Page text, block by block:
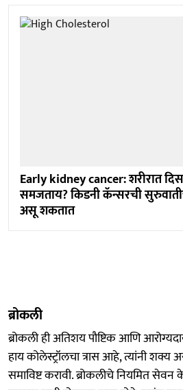
Early kidney cancer: शरीरात
समजताय? किडनी कॅन्सरची
असू शकतात
ब्रोकली
ब्रोकली ही अतिशय पौष्टिक आणि
हाय कोलेस्ट्रॉलचा त्रास आहे, त्यांनी शक्य
समाविष्ट करावी. ब्रोकलीचे नियमित